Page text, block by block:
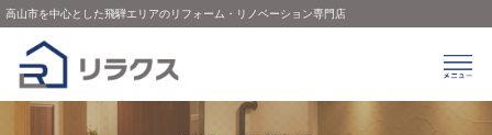
高山市を中心とした飛騨エリアのリフォーム・リノベーション専門店